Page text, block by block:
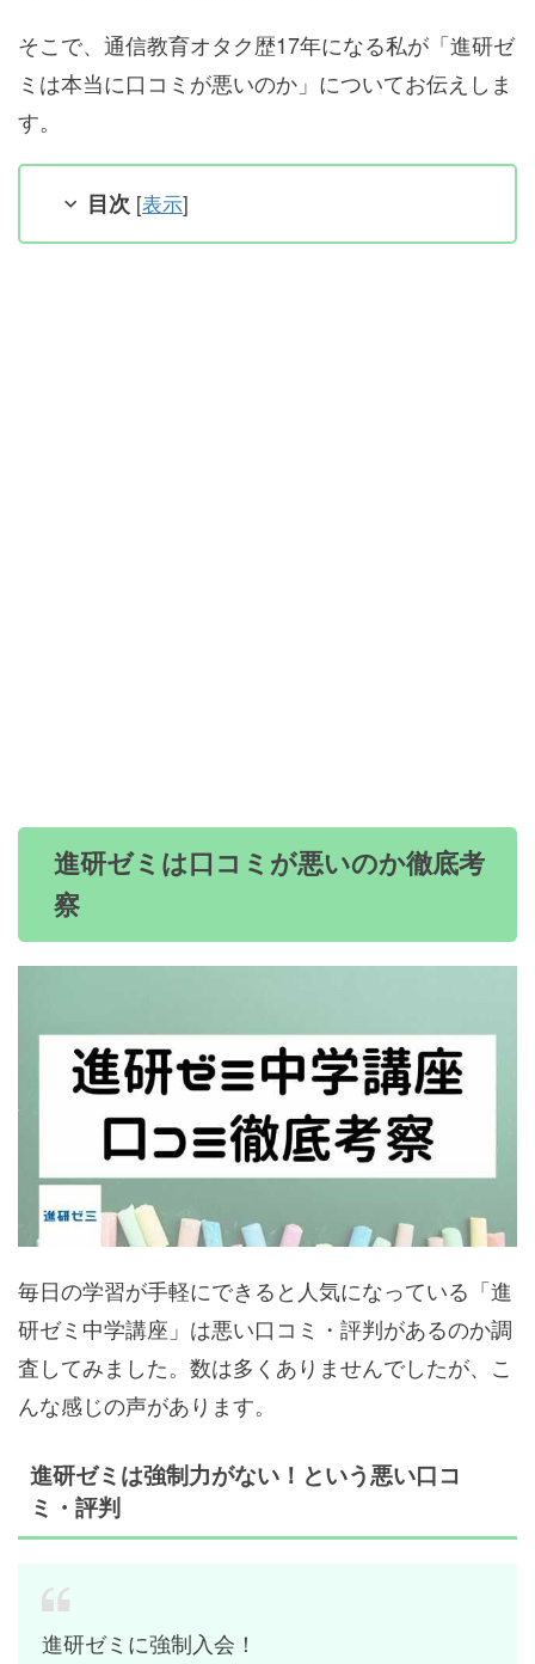
そこで、通信教育オタク歴17年になる私が「進研ゼ
ミは本当に口コミが悪いのか」についてお伝えしま
す。
目次 [表示]
進研ゼミは口コミが悪いのか徹底考
察
毎日の学習が手軽にできると人気になっている「進
研ゼミ中学講座」は悪い口コミ・評判があるのか調
査してみました。数は多くありませんでしたが、こ
んな感じの声があります。
進研ゼミは強制力がない！という悪い口コ
ミ・評判
進研ゼミに強制入会！